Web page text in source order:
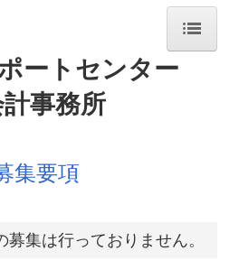
集要項
集は行っておりません。